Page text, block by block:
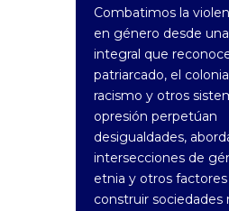
Combatimos la
en género desde
integral que
patriarcado, el
racismo y otros
opresión perpetúan
desigualdades,
intersecciones de
etnia y otros factores
construir sociedades